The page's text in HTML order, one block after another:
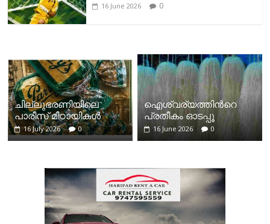
16 June 2026 0
ചില്ലുഭരണിയിലെ
പാരീസ് മിഠായികള്‍
16 July 2026 0
ഐശ്വര്യത്തിന്‍റെ
പ്രതീകം ഓടപ്പൂ
16 June 2026 0